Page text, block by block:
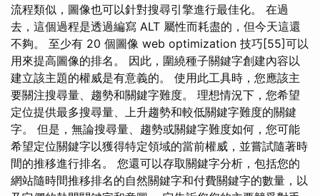
流程類似，圖像也可以針對搜尋引擎進行最佳化。 在過
去，這個過程是透過編寫 ALT 屬性而耗盡的，但今天這還
不夠。 至少有 20 個圖像 web optimization 技巧[55]可以
用來提高圖像的排名。 因此，圍繞種子關鍵字創建內容以
建立該主題的權威是有意義的。 使用此工具時，您應該主
要關注搜尋量、趨勢和關鍵字難度。 理想情況下，您希望
定位提供最多搜尋量、上升趨勢和較低關鍵字難度的關鍵
字。 但是，無論搜尋量、趨勢或關鍵字難度如何，您可能
希望定位關鍵字以獲得特定領域的當前權威，並嘗試隨著時
間的推移進行排名。 您還可以存取關鍵字分析，包括您的
網站隨時間推移排名的自然關鍵字和付費關鍵字的數量，以